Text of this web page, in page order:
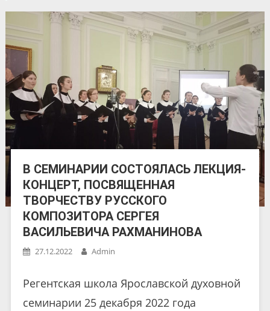
В СЕМИНАРИИ СОСТОЯЛАСЬ ЛЕКЦИЯ-
КОНЦЕРТ, ПОСВЯЩЕННАЯ
ТВОРЧЕСТВУ РУССКОГО
КОМПОЗИТОРА СЕРГЕЯ
ВАСИЛЬЕВИЧА РАХМАНИНОВА
27.12.2022 Admin
Регентская школа Ярославской духовной
семинарии 25 декабря 2022 года